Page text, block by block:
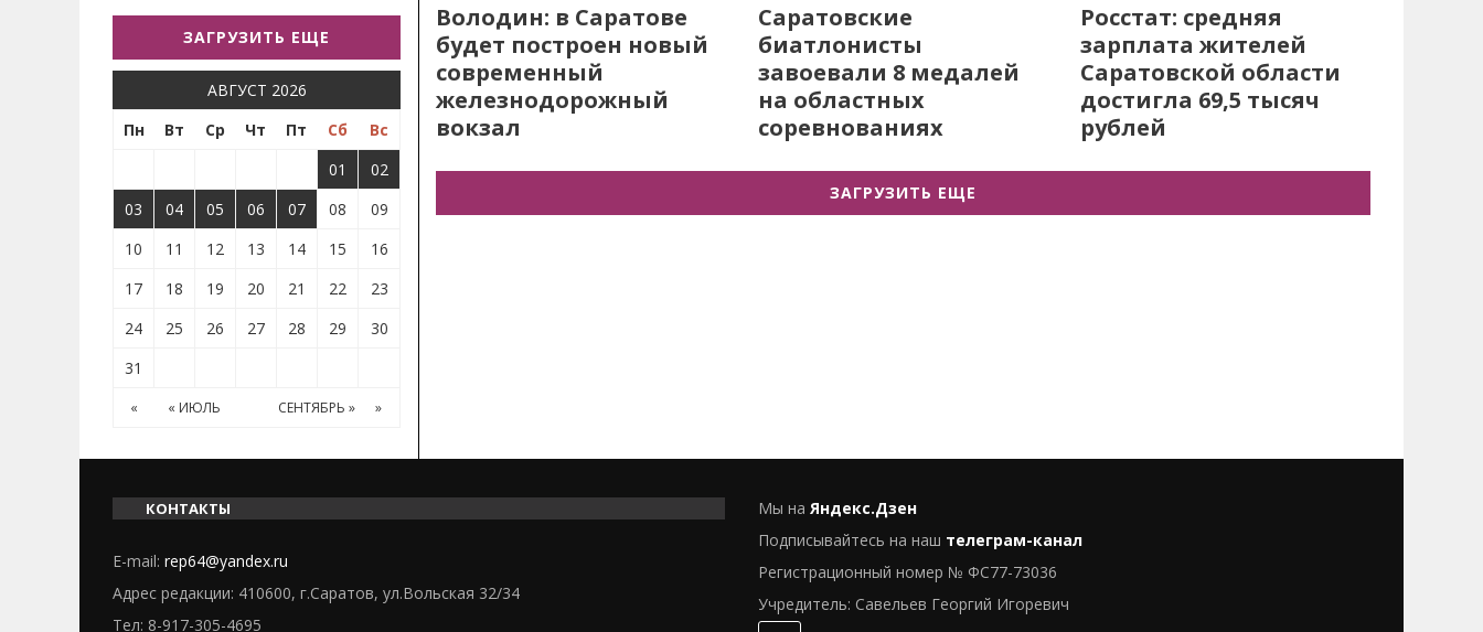
ЗАГРУЗИТЬ ЕЩЕ
АВГУСТ 2026
Пн
Вт Ср Чт Пт Сб
Вс
01
02
03
04 05 06 07 08
09
10
11 12 13 14 15
16
17
18 19 20 21 22
23
24
25 26 27 28 29
30
31
« « ИЮЛЬ СЕНТЯБРЬ » »
Володин: в Саратове
будет построен новый
современный
железнодорожный
вокзал
Саратовские
биатлонисты
завоевали 8 медалей
на областных
соревнованиях
Росстат: средняя
зарплата жителей
Саратовской области
достигла 69,5 тысяч
рублей
ЗАГРУЗИТЬ ЕЩЕ
КОНТАКТЫ
E-mail: rep64@yandex.ru
Адрес редакции: 410600, г.Саратов, ул.Вольская 32/34
Тел: 8-917-305-4695
Мы на Яндекс.Дзен
Подписывайтесь на наш телеграм-канал
Регистрационный номер № ФС77-73036
Учредитель: Савельев Георгий Игоревич